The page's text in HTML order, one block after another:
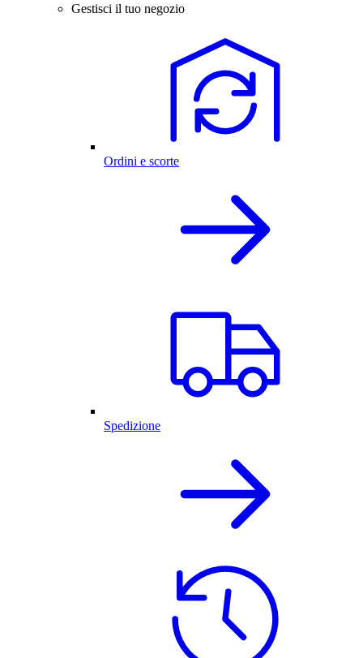
Gestisci il tuo negozio
Ordini e scorte
Spedizione